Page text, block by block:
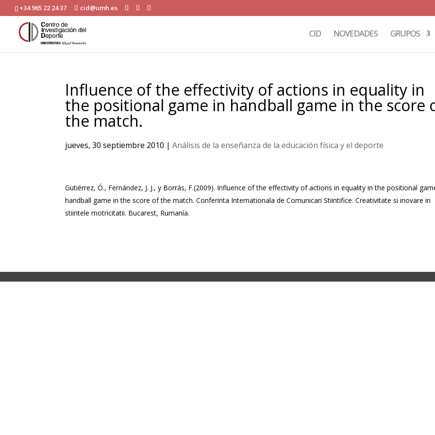
+34 965 22 24 37 cid@umh.es
CID NOVEDADES GRUPOS
Influence of the effectivity of actions in equality in
the positional game in handball game in the score
the match.
jueves, 30 septiembre 2010 |Análisis de la enseñanza de la educación física y el deporte
Gutiérrez, Ó., Fernández, J. J., y Borrás, F.(2009). Influence of the effectivity of actions in equality in the positional
handball game in the score of the match. Conferinta Internationala de Comunicari Stiintifice. Creativitate si inovare in
stiintele motricitatii. Bucarest, Rumanía.